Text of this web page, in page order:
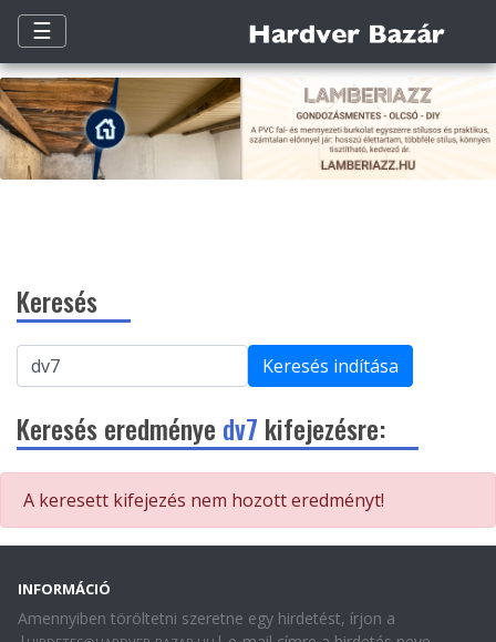
☰
Keresés
Keresés indítása
Keresés eredménye dv7 kifejezésre:
A keresett kifejezés nem hozott eredményt!
INFORMÁCIÓ
Amennyiben töröltetni szeretne egy hirdetést, írjon a